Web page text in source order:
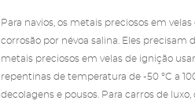
Para navios, os metais preciosos em
corrosão por névoa salina. Eles precisam
metais preciosos em velas de ignição
repentinas de temperatura de -50 °C a
decolagens e pousos. Para carros de